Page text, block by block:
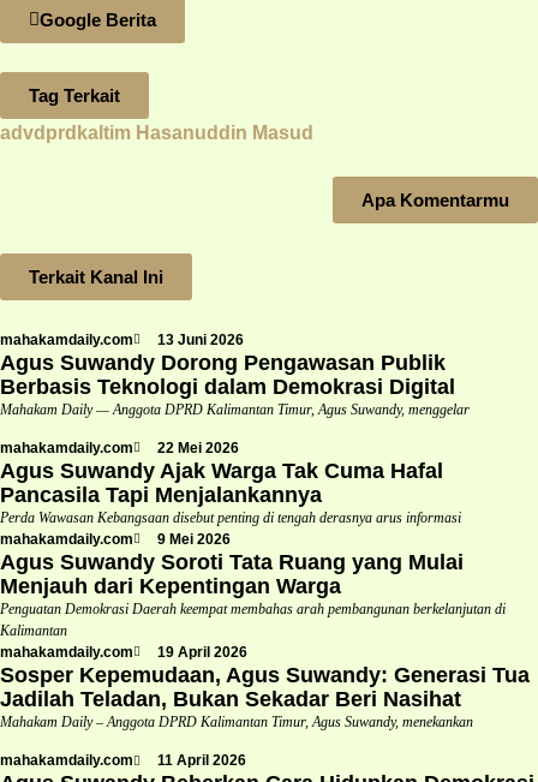
Google Berita
Tag Terkait
advdprdkaltim Hasanuddin Masud
Apa Komentarmu
Terkait Kanal Ini
mahakamdaily.com 13 Juni 2026
Agus Suwandy Dorong Pengawasan Publik
Berbasis Teknologi dalam Demokrasi Digital
Mahakam Daily — Anggota DPRD Kalimantan Timur, Agus Suwandy, menggelar
mahakamdaily.com 22 Mei 2026
Agus Suwandy Ajak Warga Tak Cuma Hafal
Pancasila Tapi Menjalankannya
Perda Wawasan Kebangsaan disebut penting di tengah derasnya arus informasi
mahakamdaily.com
9 Mei 2026
Agus Suwandy Soroti Tata Ruang yang Mulai
Menjauh dari Kepentingan Warga
Penguatan Demokrasi Daerah keempat membahas arah pembangunan berkelanjutan di
Kalimantan
mahakamdaily.com
19 April 2026
Sosper Kepemudaan, Agus Suwandy: Generasi Tua
Jadilah Teladan, Bukan Sekadar Beri Nasihat
Mahakam Daily – Anggota DPRD Kalimantan Timur, Agus Suwandy, menekankan
mahakamdaily.com 11 April 2026